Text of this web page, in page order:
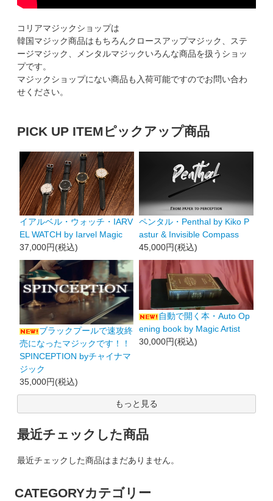
コリアマジックショップは
韓国マジック商品はもちろんクロースアップマジック、ステ
ージマジック、メンタルマジックいろんな商品を扱うショッ
プです。
マジックショップにない商品も入荷可能ですのでお問い合わ
せください。
PICK UP ITEM ピックアップ商品
イアルベル・ウォッチ・IARV
EL WATCH by Iarvel Magic
37,000円(税込)
ペンタル・Penthal by Kiko P
astur & Invisible Compass
45,000円(税込)
ブラックプールで速攻終
売になったマジックです！！
SPINCEPTION byチャイナマ
ジック
35,000円(税込)
自動で開く本・Auto Op
ening book by Magic Artist
30,000円(税込)
もっと見る
最近チェックした商品
最近チェックした商品はまだありません。
CATEGORYカテゴリー